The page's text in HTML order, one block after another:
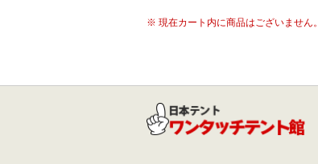
※ 現在カート内に商品はございません。